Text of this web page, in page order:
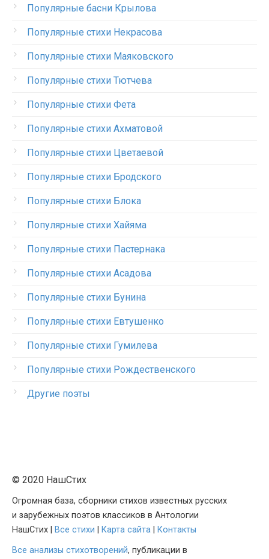
Популярные басни Крылова
Популярные стихи Некрасова
Популярные стихи Маяковского
Популярные стихи Тютчева
Популярные стихи Фета
Популярные стихи Ахматовой
Популярные стихи Цветаевой
Популярные стихи Бродского
Популярные стихи Блока
Популярные стихи Хайяма
Популярные стихи Пастернака
Популярные стихи Асадова
Популярные стихи Бунина
Популярные стихи Евтушенко
Популярные стихи Гумилева
Популярные стихи Рождественского
Другие поэты
© 2020 НашСтих
Огромная база, сборники стихов известных русских
и зарубежных поэтов классиков в Антологии
НашСтих |
Все стихи Карта сайта
Контакты
Все анализы стихотворений, публикации в